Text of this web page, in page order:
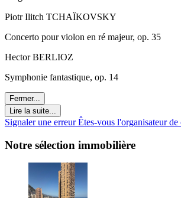
Piotr Ilitch TCHAÏKOVSKY
Concerto pour violon en ré majeur, op. 35
Hector BERLIOZ
Symphonie fantastique, op. 14
Fermer...
Lire la suite...
Signaler une erreurÊtes-vous l'organisateur de
Notre sélection immobilière